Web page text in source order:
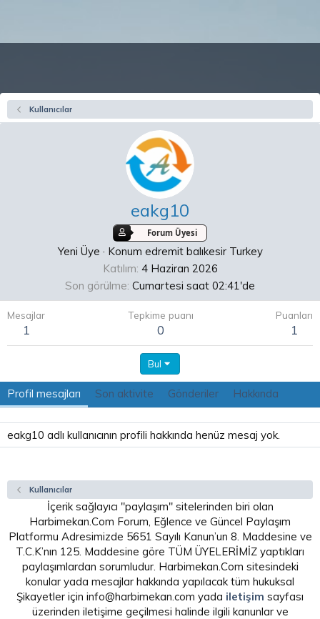
Kullanıcılar
eakg10
Forum Üyesi
Yeni Üye · Konum edremit balıkesir Turkey
Katılım 4 Haziran 2026
Son görülme Cumartesi saat 02:41'de
Mesajlar
1
Tepkime puanı
0
Puanları
1
Bul
Profil mesajları Son aktivite Gönderiler Hakkında
eakg10 adlı kullanıcının profili hakkında henüz mesaj yok.
Kullanıcılar
İçerik sağlayıcı "paylaşım" sitelerinden biri olan
Harbimekan.Com Forum, Eğlence ve Güncel Paylaşım
Platformu Adresimizde 5651 Sayılı Kanun’un 8. Maddesine ve
T.C.K’nın 125. Maddesine göre TÜM ÜYELERİMİZ yaptıkları
paylaşımlardan sorumludur. Harbimekan.Com sitesindeki
konular yada mesajlar hakkında yapılacak tüm hukuksal
Şikayetler için info@harbimekan.com yada iletişim sayfası
üzerinden iletişime geçilmesi halinde ilgili kanunlar ve